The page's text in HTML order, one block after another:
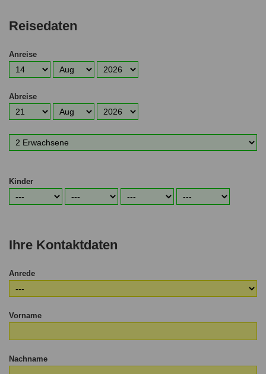
Reisedaten
Anreise
Abreise
Kinder
Ihre Kontaktdaten
Anrede
Vorname
Nachname